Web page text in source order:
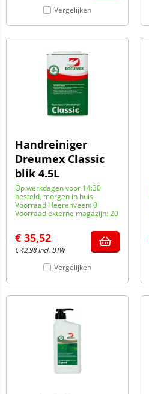
Vergelijken
Handreiniger
Dreumex Classic
blik 4.5L
Op werkdagen voor 14:30
besteld, morgen in huis.
Voorraad Heerenveen: 0
Voorraad externe magazijn: 20
€ 35,52
€42,98 Incl. BTW
Vergelijken